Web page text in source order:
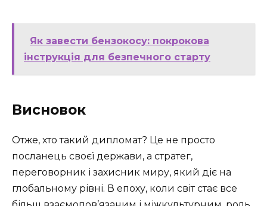
Як завести бензокосу: покрокова
інструкція для безпечного старту
Висновок
Отже, хто такий дипломат? Це не просто
посланець своєї держави, а стратег,
переговорник і захисник миру, який діє на
глобальному рівні. В епоху, коли світ стає все